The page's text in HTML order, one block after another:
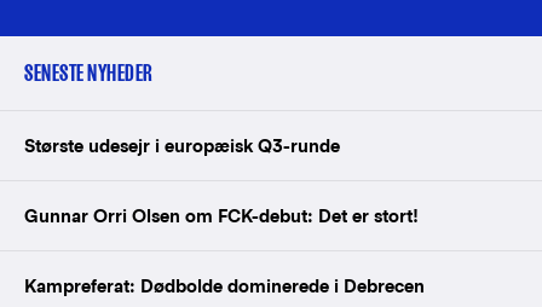
SENESTE NYHEDER
Største udesejr i europæisk Q3-runde
Gunnar Orri Olsen om FCK-debut: Det er stort!
Kampreferat: Dødbolde dominerede i Debrecen